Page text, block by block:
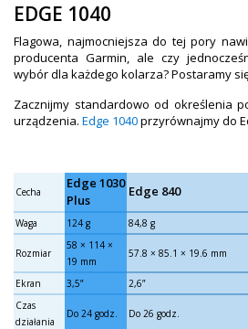
EDGE 1040
Flagowa, najmocniejsza do tej pory
producenta Garmin, ale czy
wybór dla każdego kolarza? Postaramy
Zacznijmy standardowo od określenia
urządzenia. Edge 1040przyrównajmy do
Cecha
Edge 1030
Plus
Edge 840
Waga 124 g 84,8 g
Rozmiar
58 × 114 ×
19 mm
57.8 × 85.1 × 19.6 mm
Ekran
3,5” 2,6”
Czas
działania
Do 24 godz. Do 26 godz.